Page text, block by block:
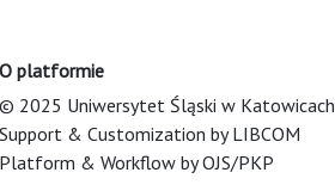
O platformie
© 2025 Uniwersytet Śląski w Katowicach
Support & Customization by LIBCOM
Platform & Workflow by OJS/PKP